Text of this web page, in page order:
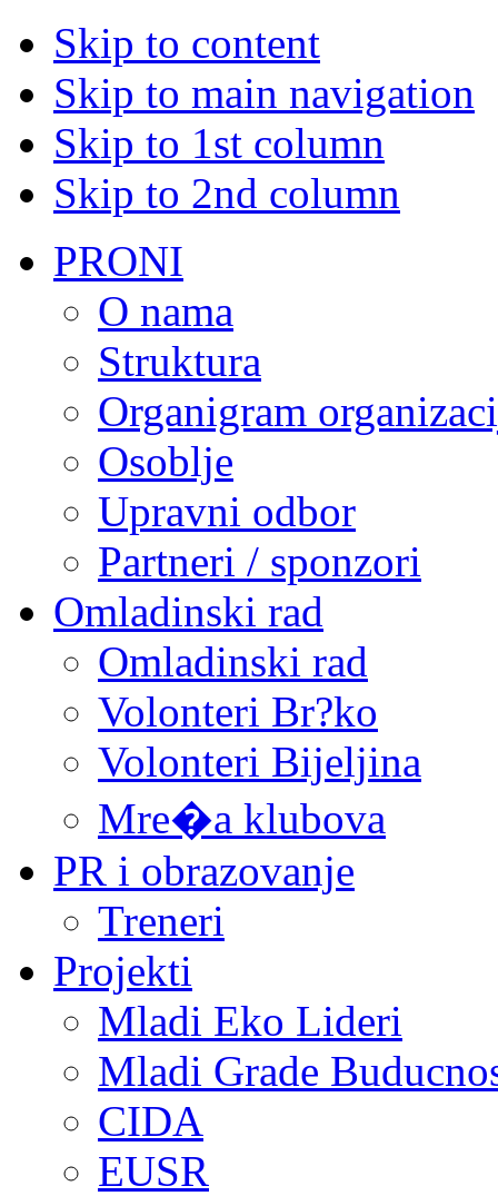
Skip to content
Skip to main navigation
Skip to 1st column
Skip to 2nd column
PRONI
O nama
Struktura
Organigram
Osoblje
Upravni odbor
Partneri / sponzori
Omladinski rad
Omladinski rad
Volonteri Br?ko
Volonteri Bijeljina
Mre�a klubova
PR i obrazovanje
Treneri
Projekti
Mladi Eko Lideri
Mladi Grade
CIDA
EUSR